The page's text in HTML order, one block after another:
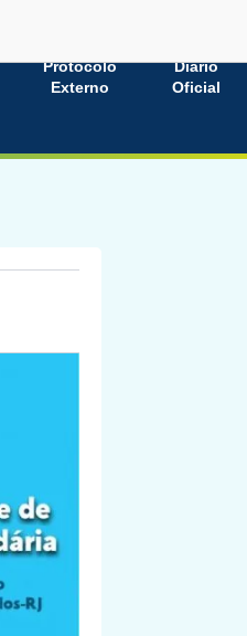
Protocolo
Externo
Diário
Oficial